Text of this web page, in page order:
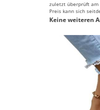
zuletzt überprüft am
Preis kann sich
Keine weiteren